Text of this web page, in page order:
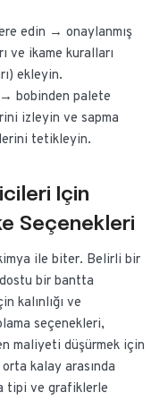
edin → onaylanmış
ve ikame kuralları
ekleyin.
bobinden palete
izleyin ve sapma
tetikleyin.
Için
Seçenekleri
ile biter. Belirli bir
bir bantta
kalınlığı ve
seçenekleri,
maliyeti düşürmek için
kalay arasında
tipi ve grafiklerle